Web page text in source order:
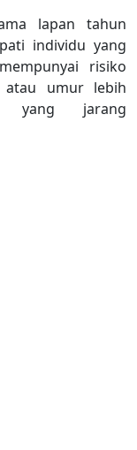
lapan tahun
individu yang
risiko
atau umur lebih
yang jarang